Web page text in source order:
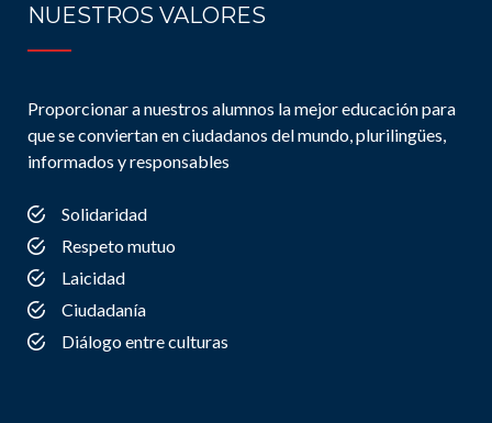
NUESTROS VALORES
Proporcionar a nuestros alumnos la mejor educación para
que se conviertan en ciudadanos del mundo, plurilingües,
informados y responsables
Solidaridad
Respeto mutuo
Laicidad
Ciudadanía
Diálogo entre culturas